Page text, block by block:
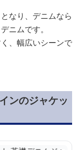
なり、デニムなら
ニムです。
、幅広いシーンで
ンのジャケッ